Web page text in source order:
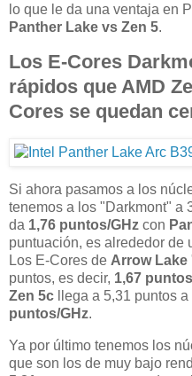
lo que le da una ventaja en
Panther Lake vs Zen 5.
Los E-Cores
rápidos que AMD
Cores se quedan
Si ahora pasamos a los
tenemos a los "Darkmont" a
da 1,76 puntos/GHz con
puntuación, es alrededor de
Los E-Cores de Arrow Lake
puntos, es decir, 1,67
Zen 5c llega a 5,31 puntos
puntos/GHz.
Ya por último tenemos los
que son los de muy bajo